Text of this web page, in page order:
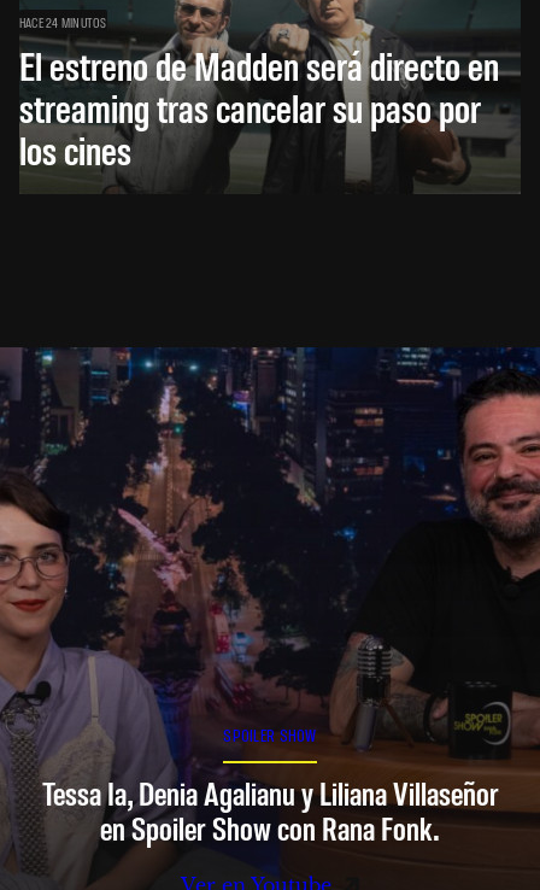
HACE 24 MINUTOS
El estreno de Madden será directo en
streaming tras cancelar su paso por
los cines
SPOILER SHOW
Tessa Ia, Denia Agalianu y Liliana Villaseñor
en Spoiler Show con Rana Fonk.
Ver en Youtube